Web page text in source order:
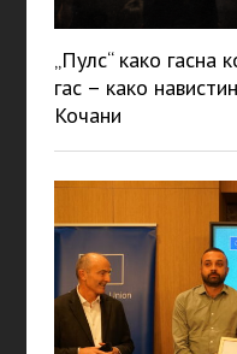
„Пулс“ како гасна
гас – како
Кочани